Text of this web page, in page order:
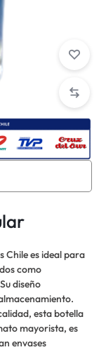
Chile es ideal para
como
diseño
esta botella
mayorista, es
envases